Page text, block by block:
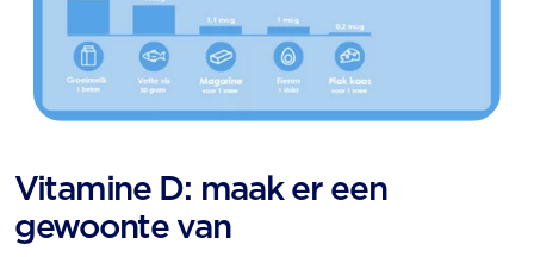
Vitamine D: maak er een
gewoonte van